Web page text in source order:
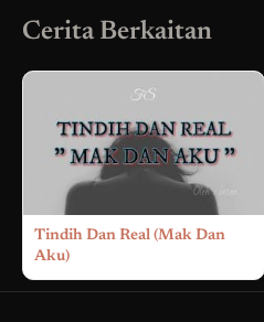
Cerita Berkaitan
Tindih Dan Real (Mak Dan
Aku)